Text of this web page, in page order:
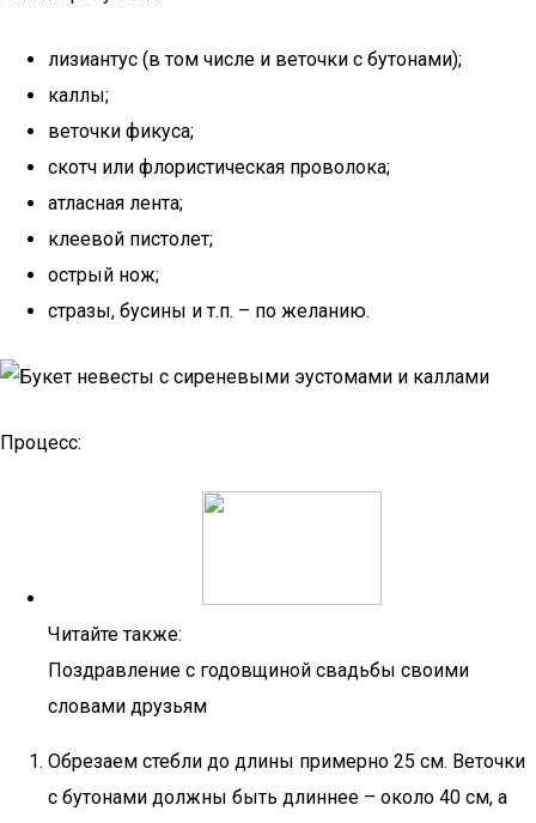
лизиантус (в том числе и веточки с бутонами);
каллы;
веточки фикуса;
скотч или флористическая проволока;
атласная лента;
клеевой пистолет;
острый нож;
стразы, бусины и т.п. – по желанию.
Процесс:
Читайте также:
Поздравление с годовщиной свадьбы своими
словами друзьям
Обрезаем стебли до длины примерно 25 см. Веточки
с бутонами должны быть длиннее – около 40 см, а